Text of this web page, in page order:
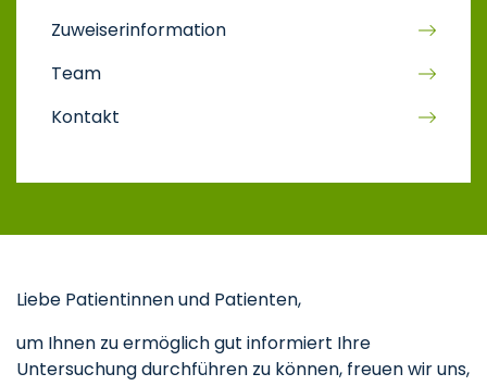
Zuweiserinformation
Team
Kontakt
Liebe Patientinnen und Patienten,
um Ihnen zu ermöglich gut informiert Ihre
Untersuchung durchführen zu können, freuen wir uns,